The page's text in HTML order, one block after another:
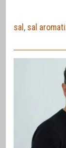
sal , sal